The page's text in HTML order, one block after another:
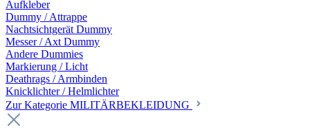
Aufkleber
Dummy / Attrappe
Nachtsichtgerät Dummy
Messer / Axt Dummy
Andere Dummies
Markierung / Licht
Deathrags / Armbinden
Knicklichter / Helmlichter
Zur Kategorie MILITÄRBEKLEIDUNG